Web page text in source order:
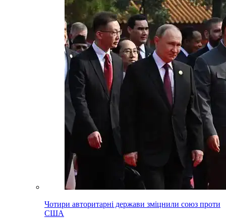
Чотири авторитарні держави зміцнили союз проти
США